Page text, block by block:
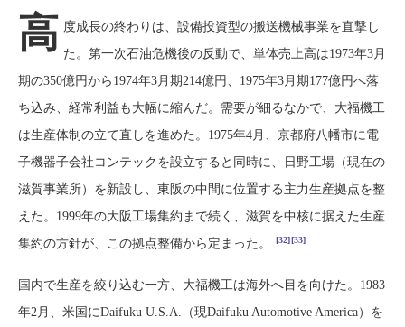
高 度成長の終わりは、設備投資型の搬送機械事業を直撃し
た。第一次石油危機後の反動で、単体売上高は1973年3月
期の350億円から1974年3月期214億円、1975年3月期177億円へ落
ち込み、経常利益も大幅に縮んだ。需要が細るなかで、大福機工
は生産体制の立て直しを進めた。1975年4月、京都府八幡市に電
子機器子会社コンテックを設立すると同時に、日野工場（現在の
滋賀事業所）を新設し、東阪の中間に位置する主力生産拠点を整
えた。1999年の大阪工場集約まで続く、滋賀を中核に据えた生産
集約の方針が、この拠点整備から定まった。
[32][33]
国内で生産を絞り込む一方、大福機工は海外へ目を向けた。1983
年2月、米国にDaifuku U.S.A.（現Daifuku Automotive America）を